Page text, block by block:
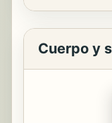
Cuerpo y